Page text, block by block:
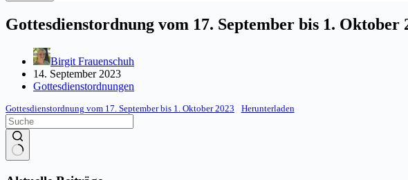
Gottesdienstordnung vom 17. September bis 1. Oktober
Birgit Frauenschuh
14. September 2023
Gottesdienstordnungen
Gottesdienstordnung vom 17. September bis 1. Oktober 2023 Herunterladen